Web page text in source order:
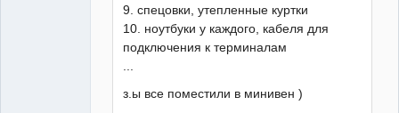
9. спецовки, утепленные куртки
10. ноутбуки у каждого, кабеля для
подключения к терминалам
...
з.ы все поместили в минивен )